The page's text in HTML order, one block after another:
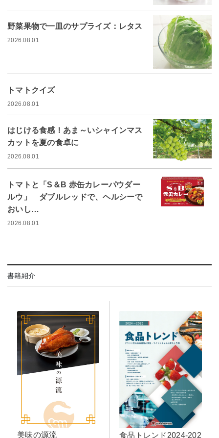
野菜果物で一皿のサプライズ：レタス
2026.08.01
トマトクイズ
2026.08.01
はじける食感！あま～いシャインマス
カットを夏の食卓に
2026.08.01
トマトと「S＆B 赤缶カレーパウダー
ルウ」 ダブルレッドで、ヘルシーで
おいし…
2026.08.01
書籍紹介
美味の源流
食品トレンド2024-202